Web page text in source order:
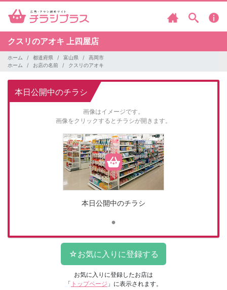
クスリのアオキ 上四屋店
ホーム 都道府県 富山県
高岡市
ホーム
お店の名前 クスリのアオキ
本日公開中のチラシ
画像はイメージです。
画像をクリックするとチラシが開きます。
本日公開中のチラシ
お気に入りに登録したお店は
「 トップページ 」に表示されます。